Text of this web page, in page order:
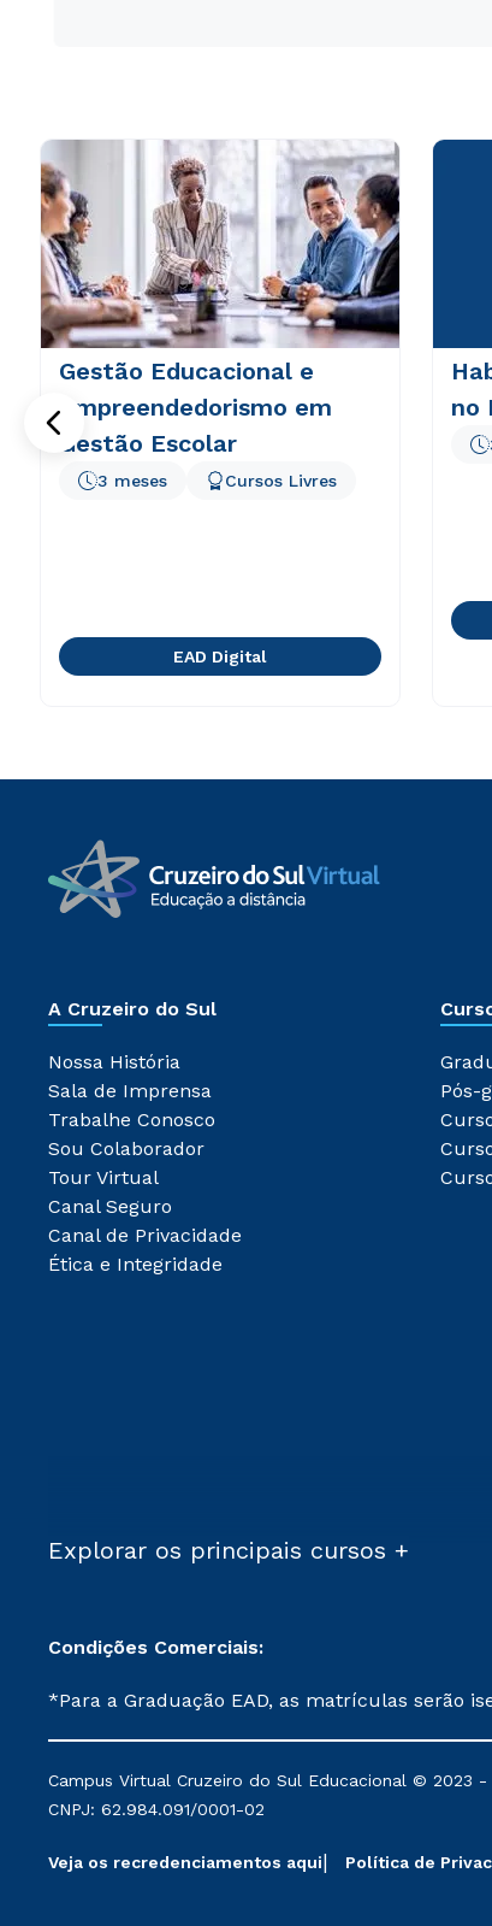
Gestão Educacional e
Empreendedorismo em
Gestão Escolar
3 meses Cursos Livres
EAD Digital
no
A Cruzeiro do Sul
Nossa História
Sala de Imprensa
Trabalhe Conosco
Sou Colaborador
Tour Virtual
Canal Seguro
Canal de Privacidade
Ética e Integridade
Pós-
Explorar os principais cursos +
Condições Comerciais:
*Para a Graduação EAD, as matrículas serão
mantidos conforme negociação. Descontos
serviços.
Campus Virtual Cruzeiro do Sul Educacional © 2023
CNPJ: 62.984.091/0001-02
Veja os recredenciamentos aqui Política de